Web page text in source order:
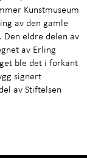
Kunstmuseum
av den gamle
Den eldre delen av
av Erling
ble det i forkant
signert
av Stiftelsen